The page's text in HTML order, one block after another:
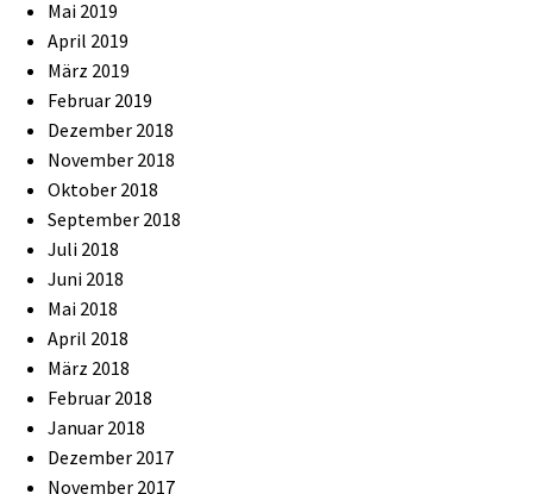
Mai 2019
April 2019
März 2019
Februar 2019
Dezember 2018
November 2018
Oktober 2018
September 2018
Juli 2018
Juni 2018
Mai 2018
April 2018
März 2018
Februar 2018
Januar 2018
Dezember 2017
November 2017